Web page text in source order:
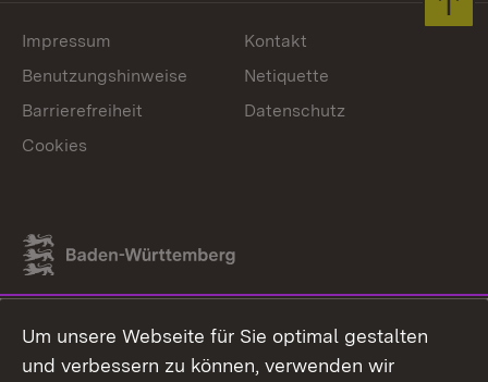
Link zum Landesportal
Impressum
Kontakt
Benutzungshinweise
Netiquette
Barrierefreiheit
Datenschutz
Cookies
Um unsere Webseite für Sie optimal gestalten
und verbessern zu können, verwenden wir